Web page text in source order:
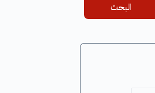
البحث